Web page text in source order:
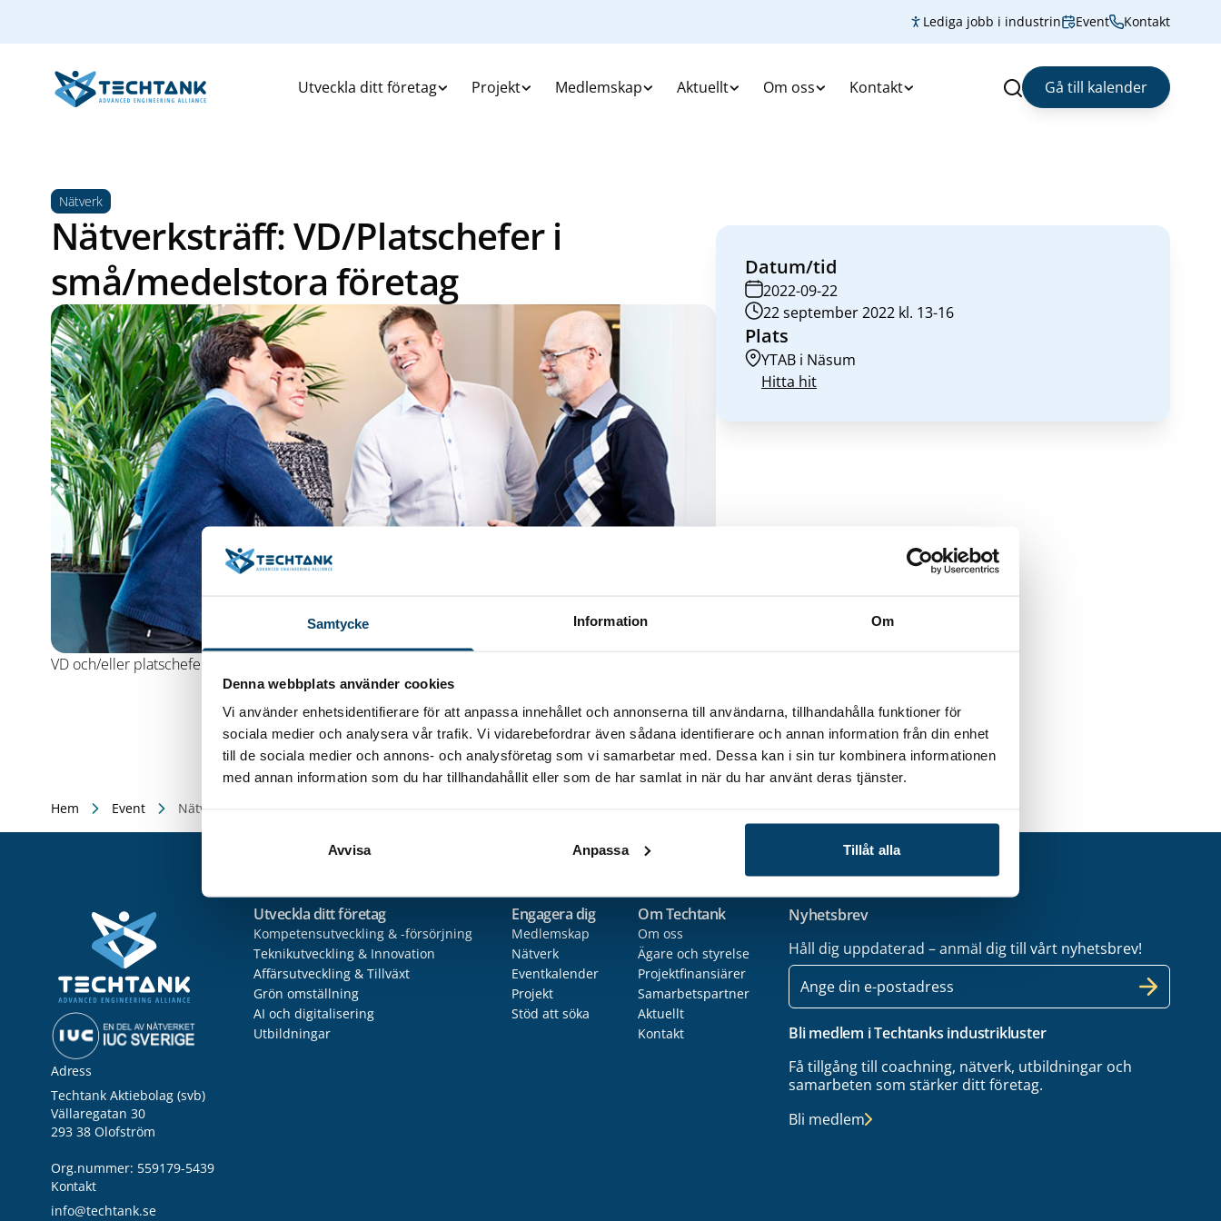
Samtycke Information Om
Denna webbplats använder cookies
Vi använder enhetsidentifierare för att anpassa innehållet och annonserna till användarna, tillhandahålla funktioner för
sociala medier och analysera vår trafik. Vi vidarebefordrar även sådana identifierare och annan information från din enhet
till de sociala medier och annons- och analysföretag som vi samarbetar med. Dessa kan i sin tur kombinera informationen
med annan information som du har tillhandahållit eller som de har samlat in när du har använt deras tjänster.
Avvisa Anpassa Tillåt alla
Lediga jobb i industrin Event Kontakt
Utveckla ditt företag Projekt Medlemskap Aktuellt Om oss Kontakt Sök Gå till kalender
Nätverk
Nätverksträff: VD/Platschefer i
små/medelstora företag
VD och/eller platschefer i Techtanks små/medelstora medlemsföretag.
Datum/tid
2022-09-22
22 september 2022 kl. 13-16
Plats
YTAB i Näsum
Hitta hit
Hem Event Nätverksträff: VD/Platschefer i små/medelstora företag
Adress
Techtank Aktiebolag (svb)
Vällaregatan 30
293 38 Olofström
Org.nummer: 559179-5439
Kontakt
info@techtank.se
Utveckla ditt företag
Kompetensutveckling & -försörjning
Teknikutveckling & Innovation
Affärsutveckling & Tillväxt
Grön omställning
AI och digitalisering
Utbildningar
Engagera dig
Medlemskap
Nätverk
Eventkalender
Projekt
Stöd att söka
Om Techtank
Om oss
Ägare och styrelse
Projektfinansiärer
Samarbetspartner
Aktuellt
Kontakt
Nyhetsbrev
Håll dig uppdaterad – anmäl dig till vårt nyhetsbrev!
E-
post
Bli medlem i Techtanks industrikluster
Få tillgång till coachning, nätverk, utbildningar och
samarbeten som stärker ditt företag.
Bli medlem